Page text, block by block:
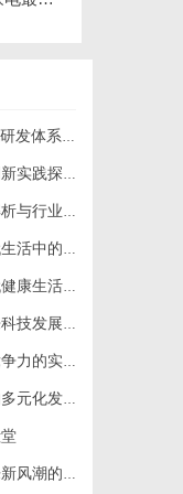
系全解析
践探索
发展前景
应用优势
活新趋势
展新高地
践与策略
与未来趋势
影视平台